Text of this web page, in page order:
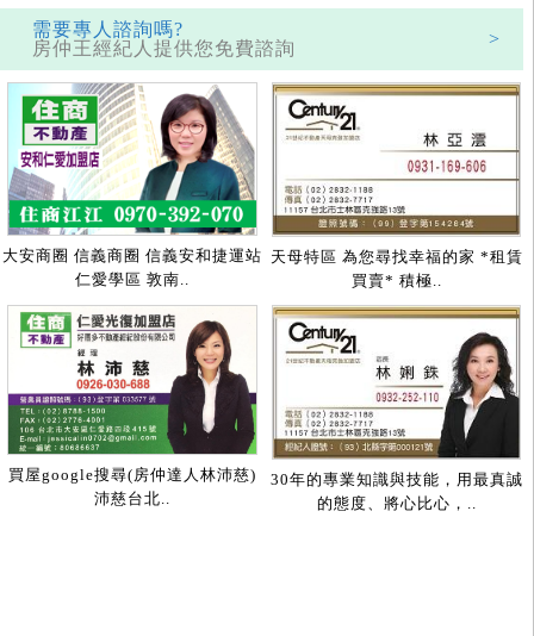
需要專人諮詢嗎?
房仲王經紀人提供您免費諮詢
>
大安商圈 信義商圈 信義安和捷運站
仁愛學區 敦南..
天母特區 為您尋找幸福的家 *租賃
買賣* 積極..
買屋google搜尋(房仲達人林沛慈)
沛慈台北..
30年的專業知識與技能，用最真誠
的態度、將心比心，..